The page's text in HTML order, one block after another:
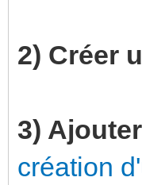
2) Créer
3)
création